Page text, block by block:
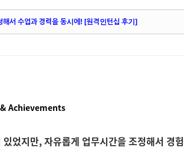
서 수업과 경력을 동시에! [원격인턴십 후기]
& Achievements
있었지만, 자유롭게 업무시간을 조정해서 경